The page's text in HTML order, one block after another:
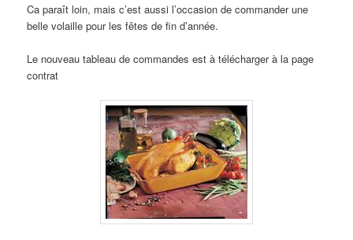
Ca paraît loin, mais c’est aussi l’occasion de commander une
belle volaille pour les fêtes de fin d’année.
Le nouveau tableau de commandes est à télécharger à la page
contrat